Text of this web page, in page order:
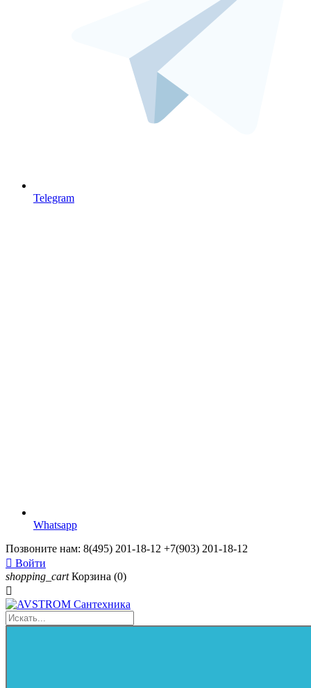
Telegram
Whatsapp
Позвоните нам: 8(495) 201-18-12 +7(903) 201-18-12
 Войти
shopping_cart Корзина (0)
